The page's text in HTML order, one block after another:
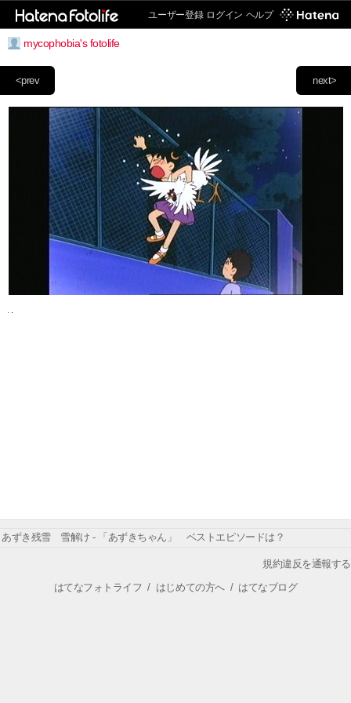
ユーザー登録 ログイン ヘルプ
mycophobia's fotolife
next>
<prev
あずき残雪 雪解け - 「あずきちゃん」 ベストエピソードは？
規約違反を通報する
はてなフォトライフ / はじめての方へ/ はてなブログ